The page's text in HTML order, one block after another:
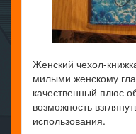
Женский чехол-
милыми женскому
качественный плюс
возможность
использования.